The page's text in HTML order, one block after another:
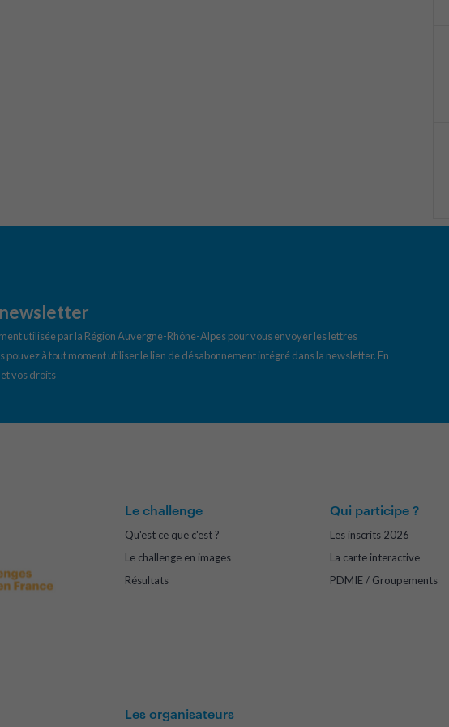
utilisée par la Région Auvergne-Rhône-Alpes pour vous envoyer les lettres
pouvez à tout moment utiliser le lien de désabonnement intégré dans la newsletter. En
vos droits
Le challenge
Qu'est ce que c'est ?
Le challenge en images
Résultats
Qui participe ?
Les inscrits 2026
La carte interactive
PDMIE / Groupements
Les organisateurs